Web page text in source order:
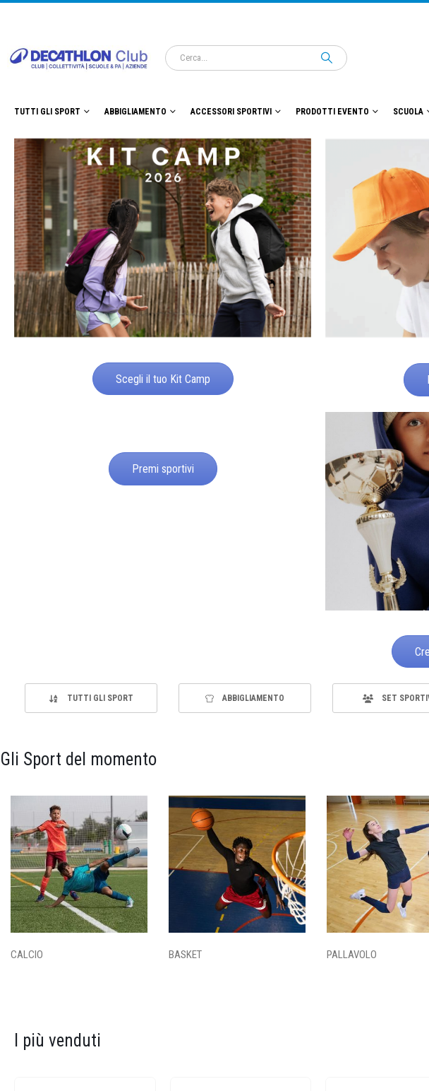
TUTTI GLI SPORT ABBIGLIAMENTO ACCESSORI SPORTIVI PRODOTTI EVENTO SCUOLA
Scegli il tuo Kit Camp
Premi sportivi
TUTTI GLI SPORT ABBIGLIAMENTO SET
Gli Sport del momento
CALCIO BASKET PALLAVOLO
I più venduti